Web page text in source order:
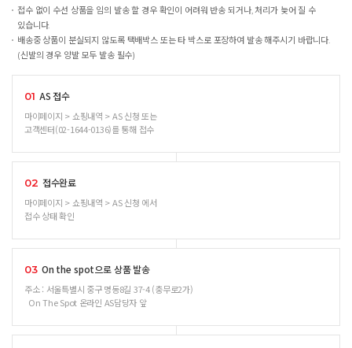
접수 없이 수선 상품을 임의 발송 할 경우 확인이 어려워 반송 되거나, 처리가 늦어 질 수
있습니다.
배송중 상품이 분실되지 않도록 택배박스 또는 타 박스로 포장하여 발송 해주시기 바랍니다.
(신발의 경우 양발 모두 발송 필수)
01 AS 접수
마이페이지 > 쇼핑내역 > AS 신청 또는
고객센터(02-1644-0136)를 통해 접수
02 접수완료
마이페이지 > 쇼핑내역 > AS 신청 에서
접수 상태 확인
03 On the spot으로 상품 발송
주소 : 서울특별시 중구 명동8길 37-4 (충무로2가)
On The Spot 온라인 AS담당자 앞